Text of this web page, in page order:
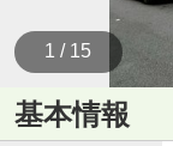
1 / 15
基本情報